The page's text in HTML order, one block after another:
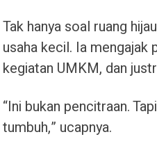
Tak hanya soal ruang
usaha kecil. Ia mengajak
kegiatan UMKM, dan
“Ini bukan pencitraan.
tumbuh,” ucapnya.